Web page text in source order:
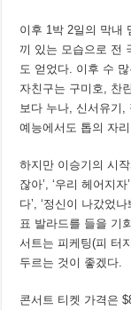
이후 1박 2일의 막내
끼 있는 모습으로 전
도 얻었다. 이후 수
자친구는 구미호, 찬
보다 누나, 신서유기
예능에서도 톱의 자
하지만 이승기의 시
잖아’, ‘우리 헤어지자
다’, ‘정신이 나갔었
표 발라드를 들을 기
서트는 피케팅(피 터
두르는 것이 좋겠다.
콘서트 티켓 가격은